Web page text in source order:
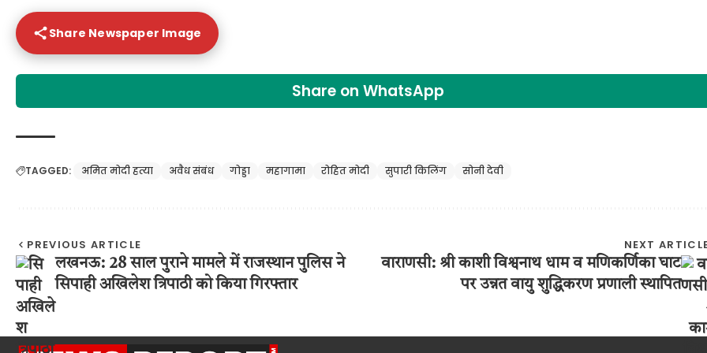
Share Newspaper Image
Share on WhatsApp
TAGGED: अमित मोदी हत्या अवैध संबंध गोड्डा महागामा रोहित मोदी सुपारी किलिंग सोनी देवी
PREVIOUS ARTICLE
लखनऊ: 28 साल पुराने मामले में राजस्थान पुलिस ने
सिपाही अखिलेश त्रिपाठी को किया गिरफ्तार
NEXT
वाराणसी: श्री काशी विश्वनाथ धाम व मणिकर्णिका घाट
पर उन्नत वायु शुद्धिकरण प्रणाली स्थापित